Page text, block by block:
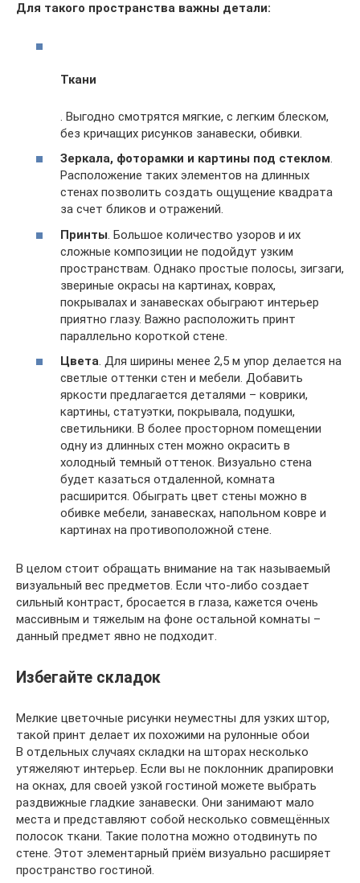
Для такого пространства важны детали:
Ткани
. Выгодно смотрятся мягкие, с легким блеском,
без кричащих рисунков занавески, обивки.
Зеркала, фоторамки и картины под стеклом.
Расположение таких элементов на длинных
стенах позволить создать ощущение квадрата
за счет бликов и отражений.
Принты. Большое количество узоров и их
сложные композиции не подойдут узким
пространствам. Однако простые полосы, зигзаги,
звериные окрасы на картинах, коврах,
покрывалах и занавесках обыграют интерьер
приятно глазу. Важно расположить принт
параллельно короткой стене.
Цвета. Для ширины менее 2,5 м упор делается на
светлые оттенки стен и мебели. Добавить
яркости предлагается деталями – коврики,
картины, статуэтки, покрывала, подушки,
светильники. В более просторном помещении
одну из длинных стен можно окрасить в
холодный темный оттенок. Визуально стена
будет казаться отдаленной, комната
расширится. Обыграть цвет стены можно в
обивке мебели, занавесках, напольном ковре и
картинах на противоположной стене.
В целом стоит обращать внимание на так называемый
визуальный вес предметов. Если что-либо создает
сильный контраст, бросается в глаза, кажется очень
массивным и тяжелым на фоне остальной комнаты –
данный предмет явно не подходит.
Избегайте складок
Мелкие цветочные рисунки неуместны для узких штор,
такой принт делает их похожими на рулонные обои
В отдельных случаях складки на шторах несколько
утяжеляют интерьер. Если вы не поклонник драпировки
на окнах, для своей узкой гостиной можете выбрать
раздвижные гладкие занавески. Они занимают мало
места и представляют собой несколько совмещённых
полосок ткани. Такие полотна можно отодвинуть по
стене. Этот элементарный приём визуально расширяет
пространство гостиной.